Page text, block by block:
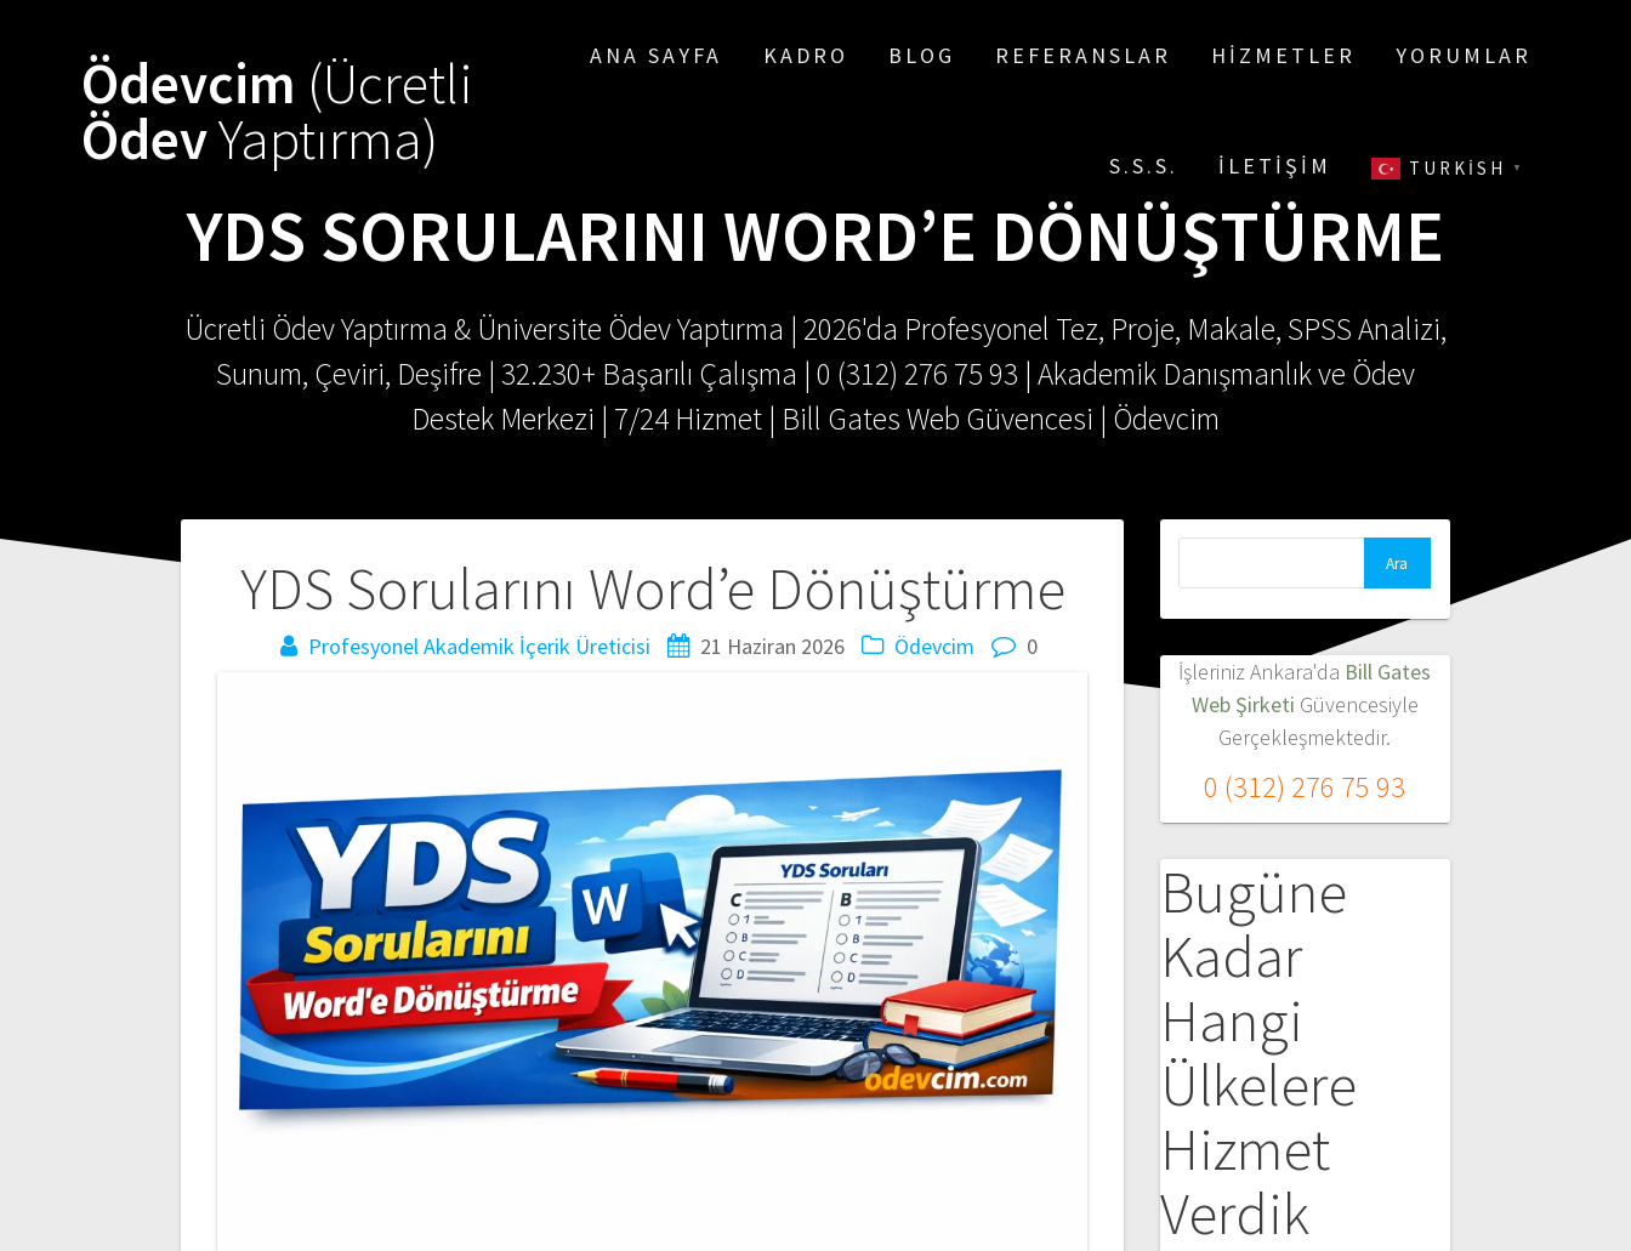
Ödevcim (Ücretli
ÖdevYaptırma)
ANA SAYFA KADRO BLOG REFERANSLAR HIZMETLER YORUMLAR
S.S.S. İLETIŞIM TURKISH ▼
YDS SORULARINI WORD’E DÖNÜŞTÜRME
Ücretli Ödev Yaptırma & Üniversite Ödev Yaptırma | 2026'da Profesyonel Tez, Proje, Makale, SPSS Analizi,
Sunum, Çeviri, Deşifre | 32.230+ Başarılı Çalışma | 0 (312) 276 75 93 | Akademik Danışmanlık ve Ödev
Destek Merkezi | 7/24 Hizmet | Bill Gates Web Güvencesi | Ödevcim
YDS Sorularını Word’e Dönüştürme
Profesyonel Akademik İçerik Üreticisi 21 Haziran 2026 Ödevcim 0
İşleriniz Ankara'da Bill Gates
Web Şirketi Güvencesiyle
Gerçekleşmektedir.
0 (312) 276 75 93
Bugüne
Kadar
Hangi
Ülkelere
Hizmet
Verdik